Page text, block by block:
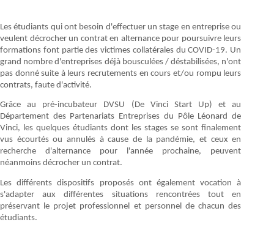
Les étudiants qui ont besoin d'effectuer un stage en entreprise ou
veulent décrocher un contrat en alternance pour poursuivre leurs
formations font partie des victimes collatérales du COVID-19. Un
grand nombre d'entreprises déjà bousculées / déstabilisées, n'ont
pas donné suite à leurs recrutements en cours et/ou rompu leurs
contrats, faute d'activité.
Grâce au pré-incubateur DVSU (De Vinci Start Up) et au
Département des Partenariats Entreprises du Pôle Léonard de
Vinci, les quelques étudiants dont les stages se sont finalement
vus écourtés ou annulés à cause de la pandémie, et ceux en
recherche d'alternance pour l'année prochaine, peuvent
néanmoins décrocher un contrat.
Les différents dispositifs proposés ont également vocation à
s'adapter aux différentes situations rencontrées tout en
préservant le projet professionnel et personnel de chacun des
étudiants.